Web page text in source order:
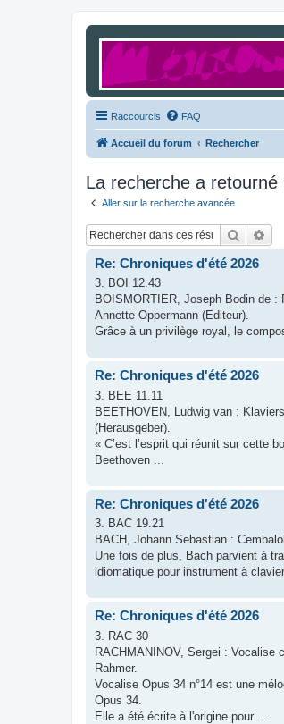
Raccourcis FAQ
Accueil du forum Rechercher
La recherche a retourné
Aller sur la recherche avancée
Re: Chroniques d'été 2026
3. BOI 12.43
BOISMORTIER, Joseph Bodin de
Annette Oppermann (Editeur).
Grâce à un privilège royal, le
Re: Chroniques d'été 2026
3. BEE 11.11
BEETHOVEN, Ludwig van :
(Herausgeber).
« C’est l’esprit qui réunit sur cette
Beethoven ...
Re: Chroniques d'été 2026
3. BAC 19.21
BACH, Johann Sebastian :
Une fois de plus, Bach parvient à
idiomatique pour instrument à
Re: Chroniques d'été 2026
3. RAC 30
RACHMANINOV, Sergei : Vocalise
Rahmer.
Vocalise Opus 34 n°14 est une
Opus 34.
Elle a été écrite à l'origine pour ...